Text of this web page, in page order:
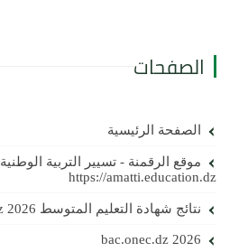
الصفحات
الصفحة الرئيسية
موقع الرقمنة - تسيير التربية الوطنية
https://amatti.education.dz
نتائج شهادة التعليم المتوسط 2026 bem.onec.dz
bac.onec.dz 2026